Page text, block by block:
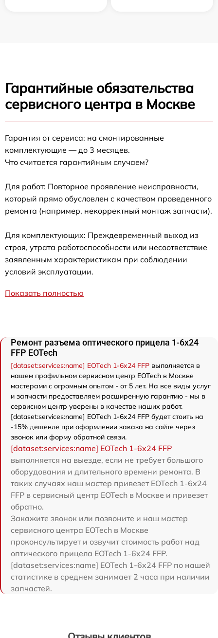
Гарантийные обязательства
сервисного центра в Москве
Гарантия от сервиса: на смонтированные
комплектующие — до 3 месяцев.
Что считается гарантийным случаем?
Для работ: Повторное проявление неисправности,
который прямо обусловлен с качеством проведенного
ремонта (например, некорректный монтаж запчасти).
Для комплектующих: Преждевременный выход из
строя, утрата работоспособности или несоответствие
заявленным характеристикам при соблюдении
условий эксплуатации.
Показать полностью
Ремонт разъема оптического прицела 1-6x24
FFP EOTech
[dataset:services:name] EOTech 1-6x24 FFP выполняется в
нашем профильном сервисном центр EOTech в Москве
мастерами с огромным опытом - от 5 лет. На все виды услуг
и запчасти предоставляем расширенную гарантию - мы в
сервисном центр уверены в качестве наших работ.
[dataset:services:name] EOTech 1-6x24 FFP будет стоить на
-15% дешевле при оформлении заказа на сайте через
звонок или форму обратной связи.
[dataset:services:name] EOTech 1-6x24 FFP
выполняется на выезде, если не требует большого
оборудования и длительного времени ремонта. В
таких случаях наш мастер привезет EOTech 1-6x24
FFP в сервисный центр EOTech в Москве и привезет
обратно.
Закажите звонок или позвоните и наш мастер
сервисного центра EOTech в Москве
проконсультирует и озвучит стоимость работ над
оптического прицела EOTech 1-6x24 FFP.
[dataset:services:name] EOTech 1-6x24 FFP по нашей
статистике в среднем занимает 2 часа при наличии
запчастей.